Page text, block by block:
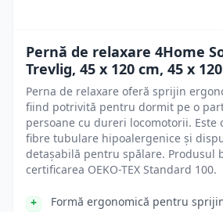
Pernă de relaxare 4Home
Trevlig, 45 x 120 cm, 45 x
Perna de relaxare oferă sprijin
fiind potrivită pentru dormit pe o
persoane cu dureri locomotorii. Este
fibre tubulare hipoalergenice și
detașabilă pentru spălare. Produsul
certificarea OEKO-TEX Standard 100.
Formă ergonomică pentru